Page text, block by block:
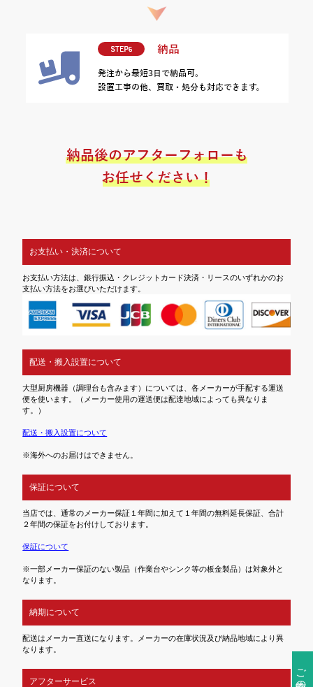
ご注文前の確認事項
お支払い・決済について
お支払い方法は、銀行振込・クレジットカード決済・リースのいずれかのお
支払い方法をお選びいただけます。
配送・搬入設置について
大型厨房機器（調理台も含みます）については、各メーカーが手配する運送
便を使います。（メーカー使用の運送便は配達地域によっても異なりま
す。）
配送・搬入設置について
※海外へのお届けはできません。
保証について
当店では、通常のメーカー保証１年間に加えて１年間の無料延長保証、合計
２年間の保証をお付けしております。
保証について
※一部メーカー保証のない製品（作業台やシンク等の板金製品）は対象外と
なります。
納期について
配送はメーカー直送になります。メーカーの在庫状況及び納品地域により異
なります。
アフターサービス